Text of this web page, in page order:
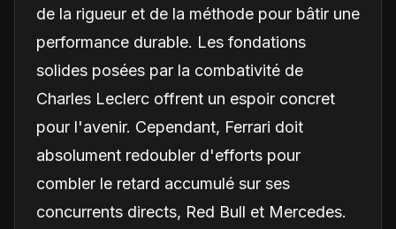
de la rigueur et de la méthode pour bâtir une
performance durable. Les fondations
solides posées par la combativité de
Charles Leclerc offrent un espoir concret
pour l'avenir. Cependant, Ferrari doit
absolument redoubler d'efforts pour
combler le retard accumulé sur ses
concurrents directs, Red Bull et Mercedes.